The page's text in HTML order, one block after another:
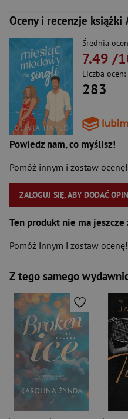
Oceny i recenzje książki
Średnia
7.49 /
Liczba ocen:
283
Powiedz nam, co myślisz!
Pomóż innym i zostaw ocenę!
ZALOGUJ SIĘ, ABY DODAĆ
Ten produkt nie ma jeszcze
Pomóż innym i zostaw ocenę!
Z tego samego